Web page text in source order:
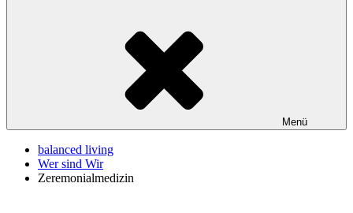
Menü
balanced living
Wer sind Wir
Zeremonialmedizin